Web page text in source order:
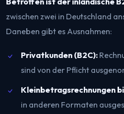
zwischen zwei in Deutschland
Daneben gibt es Ausnahmen:
Privatkunden (B2C):
sind von der Pflicht
Kleinbetragsrechnungen
in anderen Formaten